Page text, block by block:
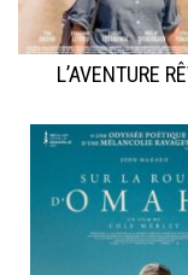
L’AVENTURE